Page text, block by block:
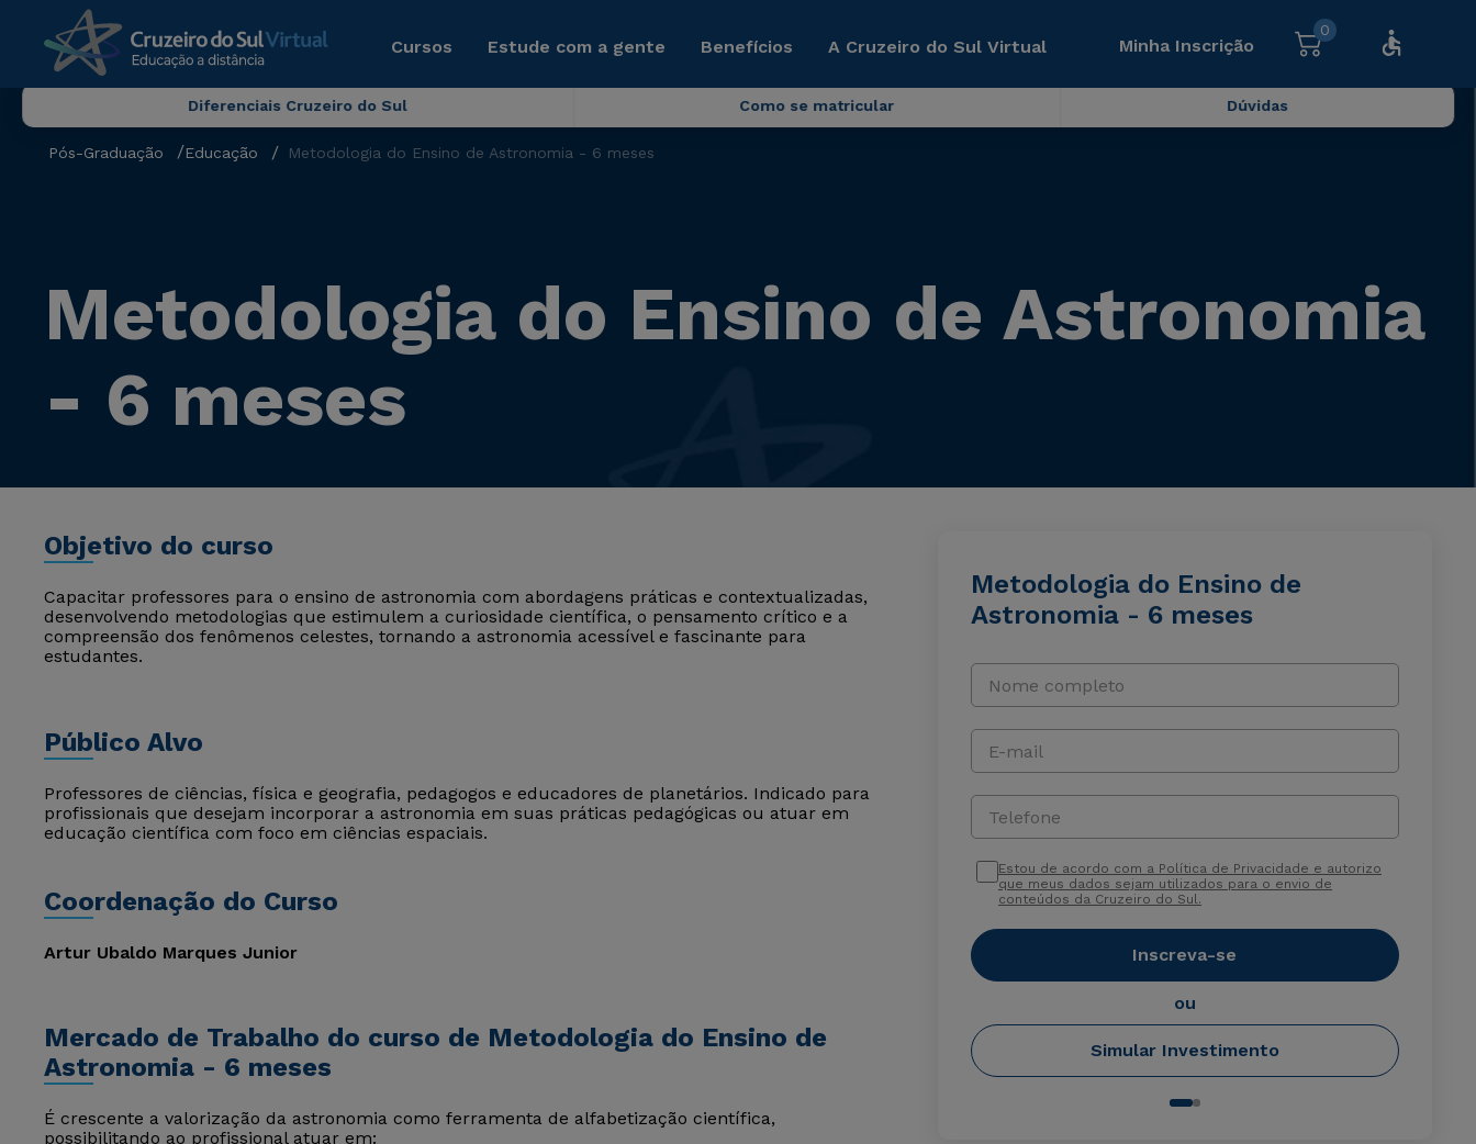
Cursos Estude com a gente Benefícios A Cruzeiro do Sul Virtual Minha Inscrição
0
Diferenciais Cruzeiro do Sul Como se matricular Dúvidas
Pós-Graduação Educação Metodologia do Ensino de Astronomia - 6 meses
Metodologia do Ensino de Astronomia
- 6 meses
Objetivo do curso
Capacitar professores para o ensino de astronomia com abordagens práticas e contextualizadas,
desenvolvendo metodologias que estimulem a curiosidade científica, o pensamento crítico e a
compreensão dos fenômenos celestes, tornando a astronomia acessível e fascinante para
estudantes.
Público Alvo
Professores de ciências, física e geografia, pedagogos e educadores de planetários. Indicado para
profissionais que desejam incorporar a astronomia em suas práticas pedagógicas ou atuar em
educação científica com foco em ciências espaciais.
Coordenação do Curso
Artur Ubaldo Marques Junior
Mercado de Trabalho do curso de Metodologia do Ensino de
Astronomia - 6 meses
É crescente a valorização da astronomia como ferramenta de alfabetização científica,
possibilitando ao profissional atuar em:
Metodologia do Ensino de
Astronomia - 6 meses
Nome completo
E-mail
Telefone
Estou de acordo com a Política de Privacidade e autorizo
que meus dados sejam utilizados para o envio de
conteúdos da Cruzeiro do Sul.
Inscreva-se
ou
Simular Investimento